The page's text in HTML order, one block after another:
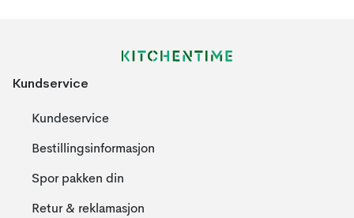
Kundservice
Kundeservice
Bestillingsinformasjon
Spor pakken din
Retur & reklamasjon